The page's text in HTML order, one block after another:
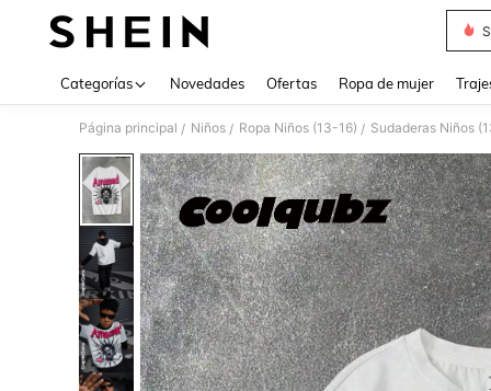
Categorías Novedades Ofertas Ropa de mujer
Página principal / Niños / Ropa Niños (13-16) / Sudaderas Niños